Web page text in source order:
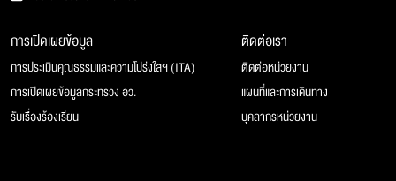
การเปิดเผยข้อมูล
การประเมินคุณธรรมและความโปร่งใสฯ (ITA)
การเปิดเผยข้อมูลกระทรวง อว.
รับเรื่องร้องเรียน
ติดต่อเรา
ติดต่อหน่วยงาน
แผนที่และการเดินทาง
บุคลากรหน่วยงาน